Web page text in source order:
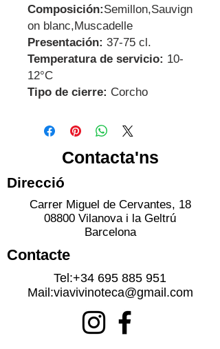
Composición:Semillon,Sauvign
on blanc,Muscadelle
Presentación: 37-75 cl.
Temperatura de servicio: 10-
12°C
Tipo de cierre: Corcho
Contacta'ns
Direcció
Carrer Miguel de Cervantes, 18
08800 Vilanova i la Geltrú
Barcelona
Contacte
Tel:+34 695 885 951
Mail:viavivinoteca@gmail.com